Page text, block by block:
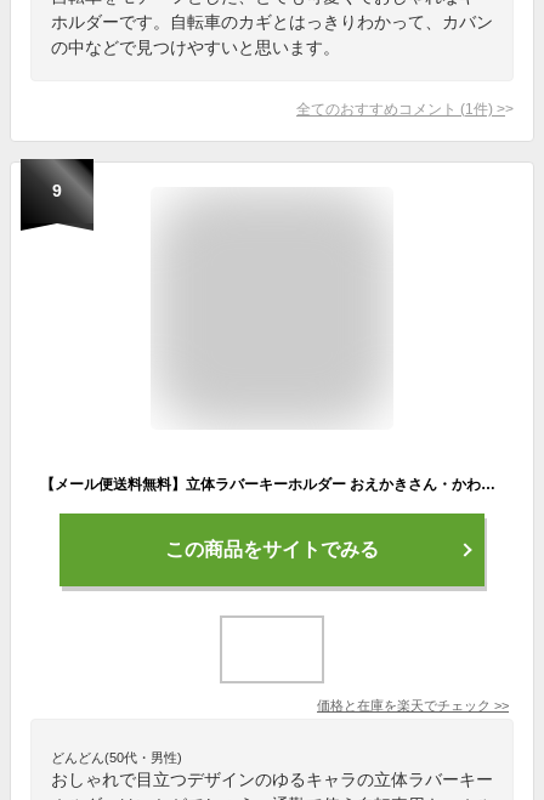
ホルダーです。自転車のカギとはっきりわかって、カバン
の中などで見つけやすいと思います。
全てのおすすめコメント (1 件) >
9
【メール便送料無料】立体ラバーキーホルダー おえかきさん・かわいいキャラクターストラップ・キーチェーン♪自転車 鍵 目印 キーリング 落ちない 通学 通園 通勤 やわらかい ゆるい ゆるキャラ 可愛い おしゃれ キャラ 手描き グッズ 雑貨 キーホルダー ストラップ
この商品をサイトでみる
価格と在庫を楽天でチェック >>
どんどん(50代・男性)
おしゃれで目立つデザインのゆるキャラの立体ラバーキー